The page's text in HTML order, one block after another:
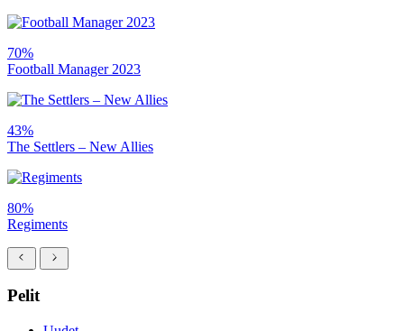
70%
Football Manager 2023
43%
The Settlers – New Allies
80%
Regiments
Pelit